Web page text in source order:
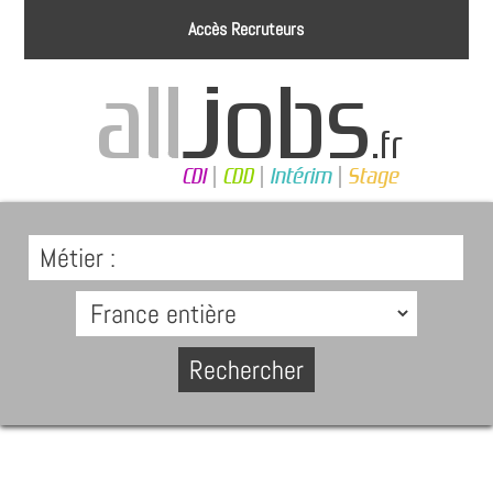
Accès Recruteurs
Métier :